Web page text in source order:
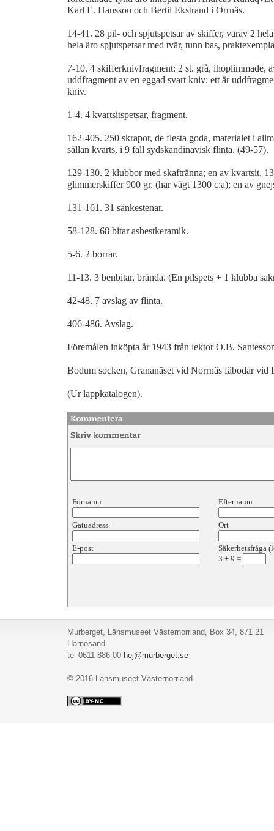
Karl E. Hansson och Bertil Ekstrand i Orrnäs.
14-41. 28 pil- och spjutspetsar av skiffer, varav 2
hela äro spjutspetsar med tvär, tunn bas,
7-10. 4 skifferknivfragment: 2 st. grå, ihoplimmade,
uddfragment av en eggad svart kniv; ett är
kniv.
1-4. 4 kvartsitspetsar, fragment.
162-405. 250 skrapor, de flesta goda, materialet i
sällan kvarts, i 9 fall sydskandinavisk flinta. (49-57).
129-130. 2 klubbor med skaftränna; en av kvartsit,
glimmerskiffer 900 gr. (har vägt 1300 c:a); en av
131-161. 31 sänkestenar.
58-128. 68 bitar asbestkeramik.
5-6. 2 borrar.
11-13. 3 benbitar, brända. (En pilspets + 1 klubba
42-48. 7 avslag av flinta.
406-486. Avslag.
Föremålen inköpta år 1943 från lektor O.B.
Bodum socken, Grananäset vid Norrnäs fäbodar vid
(Ur lappkatalogen).
Förnamn Efternamn
Gatuadress Ort
E-post
Säkerhetsfråga
3 + 9 =
Murberget, Länsmuseet Västernorrland, Box 34, 871 21
Härnösand.
tel 0611-886 00 hej@murberget.se
© 2016 Länsmuseet Västernorrland